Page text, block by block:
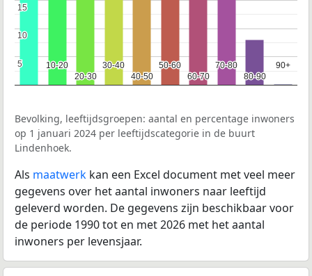
10-20
10-20
20-30
20-30
30-40
30-40
40-50
40-50
50-60
50-60
60-70
60-70
70-80
70-80
80-90
80-90
90+
90+
5
5
10
10
15
15
Bevolking, leeftijdsgroepen: aantal en percentage inwoners
op 1 januari 2024 per leeftijdscategorie in de buurt
Lindenhoek.
Als maatwerk kan een Excel document met veel meer
gegevens over het aantal inwoners naar leeftijd
geleverd worden. De gegevens zijn beschikbaar voor
de periode 1990 tot en met 2026 met het aantal
inwoners per levensjaar.